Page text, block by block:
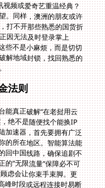
法则
能真正破解“在老挝用云
绝不是随便找个能换IP
速器，首先要拥有广泛
所在地区。智能算法能
中国线路，确保追剧不
“无限流量”保障必不可
虑会让你束手束脚。更
时段或远程连接时易断
。别忘了设备兼容性，
脑存资源、笔记本处理